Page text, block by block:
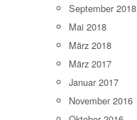
September 2018
Mai 2018
März 2018
März 2017
Januar 2017
November 2016